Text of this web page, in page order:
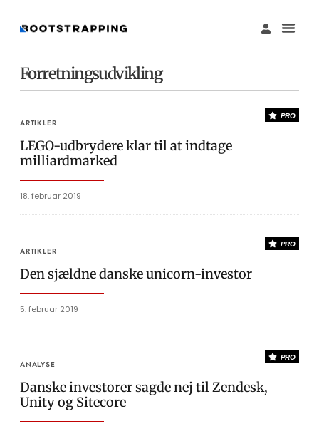
Forretningsudvikling
PRO
ARTIKLER
LEGO-udbrydere klar til at indtage
milliardmarked
18. februar 2019
PRO
ARTIKLER
Den sjældne danske unicorn-investor
5. februar 2019
PRO
ANALYSE
Danske investorer sagde nej til Zendesk,
Unity og Sitecore